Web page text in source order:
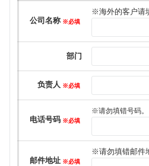
このフィールドは空のままに
公司名称 ※必填
※海外的客户请
部门
负责人 ※必填
电话号码 ※必填
※请勿填错号码。
邮件地址 ※必填
※请勿填错邮件